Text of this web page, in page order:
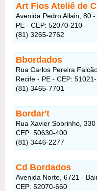
Art Fios Ateliê de
Avenida Pedro Allain, 80
PE - CEP: 52070-210
(81) 3265-2762
Bbordados
Rua Carlos Pereira
Recife - PE - CEP:
(81) 3465-7701
Bordar't
Rua Xavier Sobrinho,
CEP: 50630-400
(81) 3446-2277
Cd Bordados
Avenida Norte, 6721 -
CEP: 52070-660